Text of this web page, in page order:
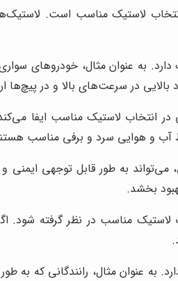
به عنوان مثال، خودروهای
در سرعت‌های بالا و در پیچ‌ها
انتخاب لاستیک مناسب ایفا
آب و هوایی سرد و برفی مناسب
به طور قابل توجهی ایمنی
بخشد.
لاستیک مناسب در نظر گرفته شود.
به عنوان مثال، رانندگانی که به